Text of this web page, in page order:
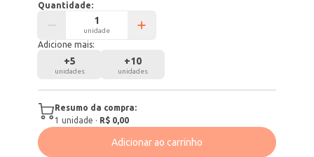
Quantidade:
unidade
Adicione mais:
+5
unidades
+10
unidades
Resumo da compra:
1 unidade · R$ 0,00
Adicionar ao carrinho